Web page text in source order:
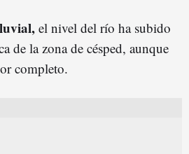
el nivel del río ha subido
de la zona de césped, aunque
completo.